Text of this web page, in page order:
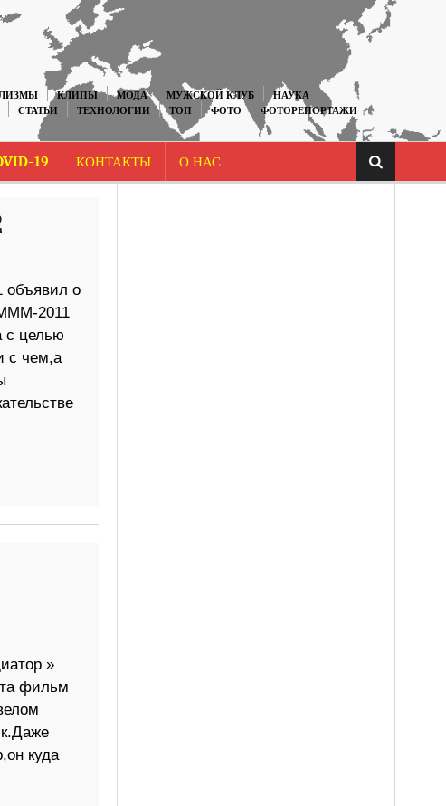
КЛИПЫ МОДА МУЖСКОЙ КЛУБ
НАУКА
СТАТЬИ ТЕХНОЛОГИИ ТОП ФОТО
ФОТОРЕПОРТАЖИ
19 КОНТАКТЫ О НАС
объявил о
2011
с целью
с чем,а
»
фильм
куда